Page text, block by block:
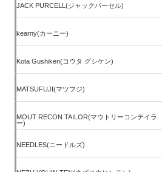
JACK PURCELL(ジャックパーセル)
kearny(カーニー)
Kota Gushiken(コウタ グシケン)
MATSUFUJI(マツフジ)
MOUT RECON TAILOR(マウトリーコンテイラ
ー)
NEEDLES(ニードルズ)